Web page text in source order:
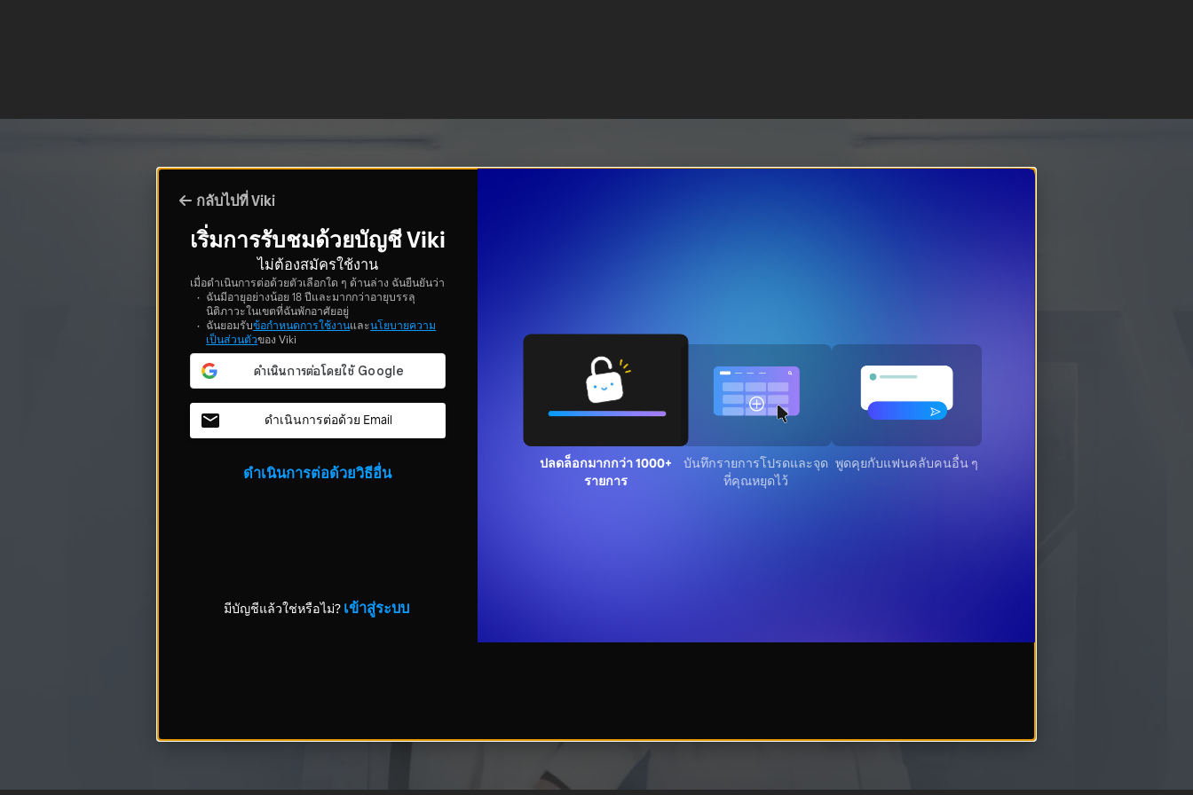
กลับไปที่ Viki
เริ่มการรับชมด้วยบัญชี Viki
ไม่ต้องสมัครใช้งาน
เมื่อดำเนินการต่อด้วยตัวเลือกใด ๆ ด้านล่าง ฉันยืนยันว่า
ฉันมีอายุอย่างน้อย 18 ปีและมากกว่าอายุบรรลุ
นิติภาวะในเขตที่ฉันพักอาศัยอยู่
ฉันยอมรับข้อกำหนดการใช้งานและนโยบายความ
เป็นส่วนตัวของ Viki
ดำเนินการต่อด้วย Email
ดำเนินการต่อด้วยวิธีอื่น
มีบัญชีแล้วใช่หรือไม่? เข้าสู่ระบบ
ปลดล็อกมากกว่า 1000+
รายการ
บันทึกรายการโปรดและจุดที่
คุณหยุดไว้
พูดคุยกับแฟนคลับคนอื่น ๆ